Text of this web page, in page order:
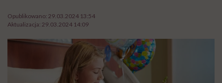
Opublikowano: 29.03.2024 13:54
Aktualizacja: 29.03.2024 14:09